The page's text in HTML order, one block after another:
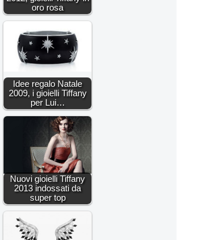
oro rosa
Idee regalo Natale
2009, i gioielli Tiffany
per Lui…
Nuovi gioielli Tiffany
2013 indossati da
super top